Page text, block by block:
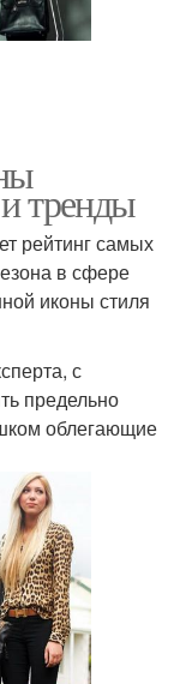
тренды
рейтинг самых
в сфере
иконы стиля
с
предельно
облегающие